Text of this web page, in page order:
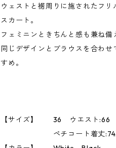
ウェストと裾周りに施されたフ
スカート。
フェミニンときちんと感も兼ね備
同じデザインとブラウスを合わ
すめ。
【サイズ】 36 ウエスト:66
ペチコート着丈